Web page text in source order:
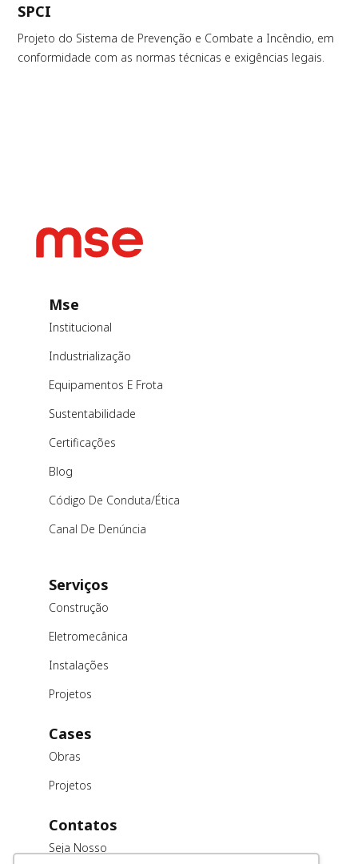
SPCI
Projeto do Sistema de Prevenção e Combate a Incêndio, em
conformidade com as normas técnicas e exigências legais.
Mse
Institucional
Industrialização
Equipamentos E Frota
Sustentabilidade
Certificações
Blog
Código De Conduta/ética
Canal De Denúncia
Serviços
Construção
Eletromecânica
Instalações
Projetos
Cases
Obras
Projetos
Contatos
Seja Nosso